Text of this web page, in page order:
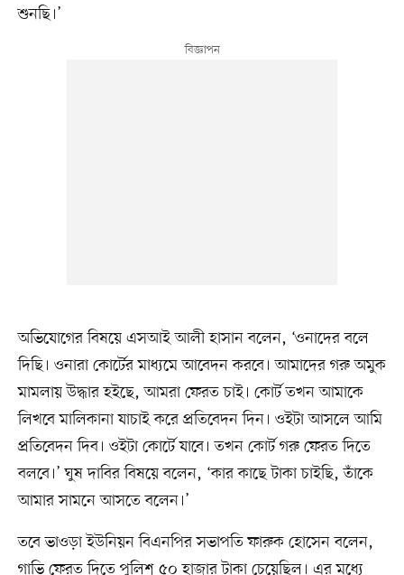
শুনছি।’
অভিযোগের বিষয়ে এসআই আলী হাসান বলেন, ‘ওনাদের বলে
দিছি। ওনারা কোর্টের মাধ্যমে আবেদন করবে। আমাদের গরু অমুক
মামলায় উদ্ধার হইছে, আমরা ফেরত চাই। কোর্ট তখন আমাকে
লিখবে মালিকানা যাচাই করে প্রতিবেদন দিন। ওইটা আসলে আমি
প্রতিবেদন দিব। ওইটা কোর্টে যাবে। তখন কোর্ট গরু ফেরত দিতে
বলবে।’ ঘুষ দাবির বিষয়ে বলেন, ‘কার কাছে টাকা চাইছি, তাঁকে
আমার সামনে আসতে বলেন।’
তবে ভাওড়া ইউনিয়ন বিএনপির সভাপতি ফারুক হোসেন বলেন,
গাভি ফেরত দিতে পুলিশ ৫০ হাজার টাকা চেয়েছিল। এর মধ্যে